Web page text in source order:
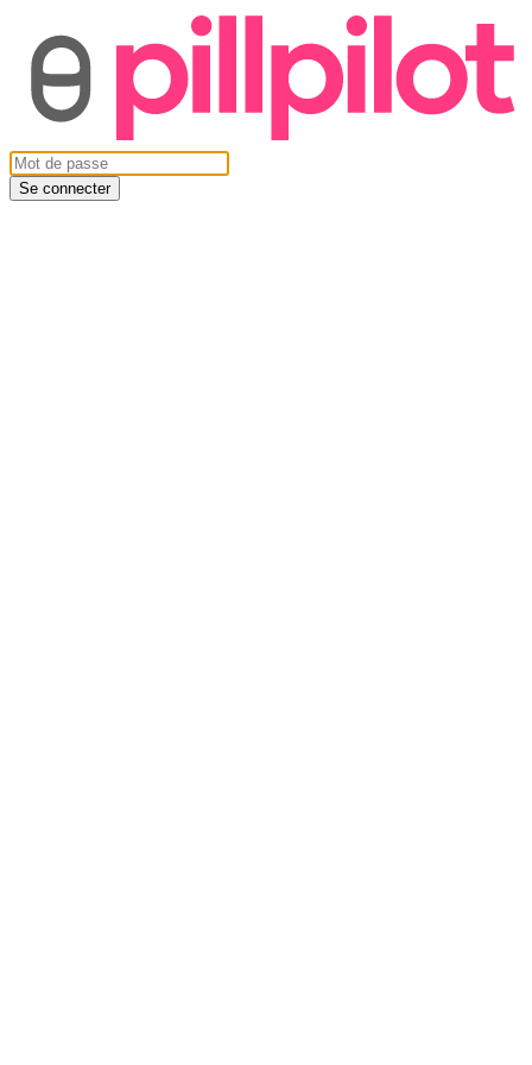
Se connecter